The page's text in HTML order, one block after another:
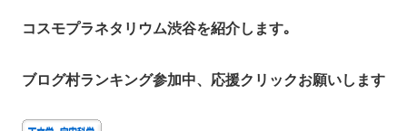
コスモプラネタリウム渋谷を紹介します｡
ブログ村ランキング参加中、応援クリックお願いします